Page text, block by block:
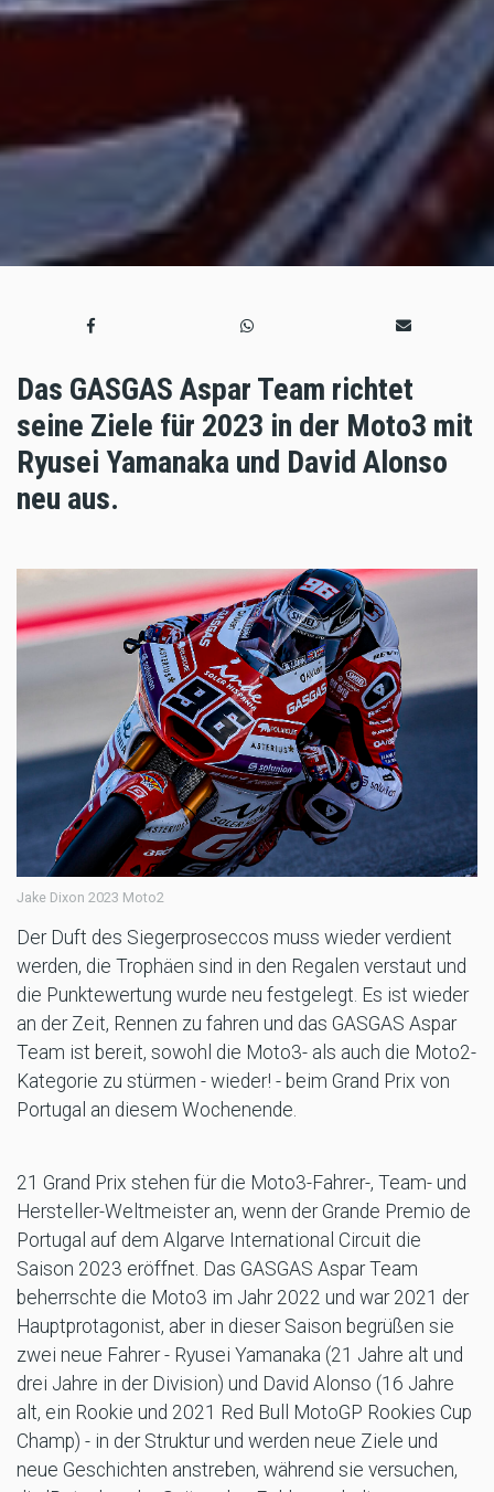
Das GASGAS Aspar Team richtet
seine Ziele für 2023 in der Moto3 mit
Ryusei Yamanaka und David Alonso
neu aus.
Jake Dixon 2023 Moto2
Der Duft des Siegerproseccos muss wieder verdient
werden, die Trophäen sind in den Regalen verstaut und
die Punktewertung wurde neu festgelegt. Es ist wieder
an der Zeit, Rennen zu fahren und das GASGAS Aspar
Team ist bereit, sowohl die Moto3- als auch die Moto2-
Kategorie zu stürmen - wieder! - beim Grand Prix von
Portugal an diesem Wochenende.
21 Grand Prix stehen für die Moto3-Fahrer-, Team- und
Hersteller-Weltmeister an, wenn der Grande Premio de
Portugal auf dem Algarve International Circuit die
Saison 2023 eröffnet. Das GASGAS Aspar Team
beherrschte die Moto3 im Jahr 2022 und war 2021 der
Hauptprotagonist, aber in dieser Saison begrüßen sie
zwei neue Fahrer - Ryusei Yamanaka (21 Jahre alt und
drei Jahre in der Division) und David Alonso (16 Jahre
alt, ein Rookie und 2021 Red Bull MotoGP Rookies Cup
Champ) - in der Struktur und werden neue Ziele und
neue Geschichten anstreben, während sie versuchen,